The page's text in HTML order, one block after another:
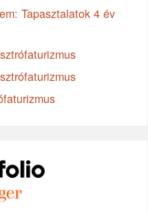
Tapasztalatok 4 év